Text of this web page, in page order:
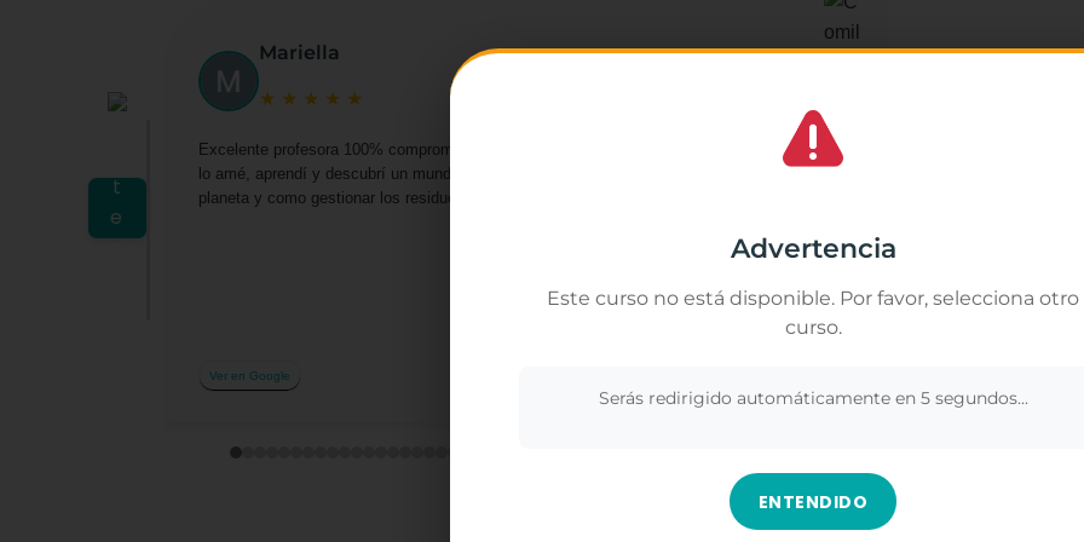
Gestionar el consentimiento de las cookies
mostrarte publicidad relacionada con tus preferencias en base a un perfil
a partir de tus hábitos de navegación (por ejemplo, páginas visitadas). Puedes
su uso pulsando el botón "Ver preferencias".
Mariella
★ ★ ★ ★ ★
Excelente profesora 100% comprometida por darnos lo mejor. Lástima que terminó el curso
lo amé, aprendí y descubrí un mundo lleno de oportunidades. De ser más amable con el
planeta y como gestionar los residuos desde casa y a nivel industrial.
Ver en Google
Yuri
duda, es una
Advertencia
Este curso no está disponible. Por favor, selecciona otro
curso.
Serás redirigido automáticamente en 4 segundos...
ENTENDIDO